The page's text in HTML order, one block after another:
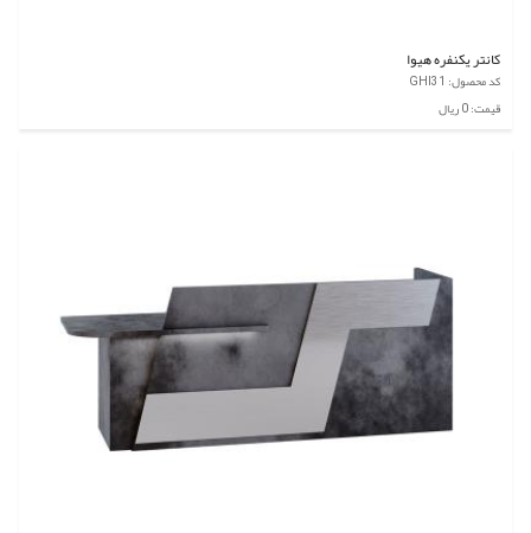
کانتر یکنفره هیوا
کد محصول: GHI31
قیمت: 0 ریال